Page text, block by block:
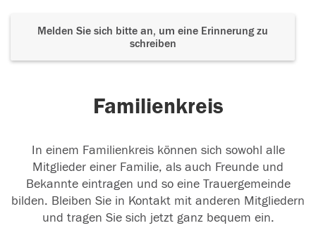
Melden Sie sich bitte an, um eine Erinnerung zu
schreiben
Familienkreis
In einem Familienkreis können sich sowohl alle
Mitglieder einer Familie, als auch Freunde und
Bekannte eintragen und so eine Trauergemeinde
bilden. Bleiben Sie in Kontakt mit anderen Mitgliedern
und tragen Sie sich jetzt ganz bequem ein.